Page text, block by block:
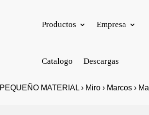
Productos Empresa
Catalogo Descargas
PEQUEÑO MATERIAL › Miro › Marcos ›